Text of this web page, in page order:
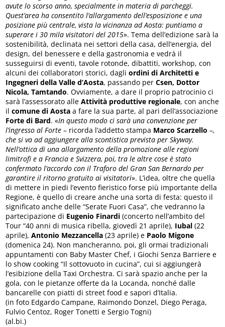
avute lo scorso anno, specialmente in materia di parcheggi.
Quest’area ha consentito l’allargamento dell’esposizione e una
posizione più centrale, vista la vicinanza ad Aosta: puntiamo a
superare i 30 mila visitatori del 2015». Tema dell’edizione sarà la
sostenibilità, declinata nei settori della casa, dell’energia, del
design, del benessere e della gastronomia e vedrà il
susseguirsi di eventi, tavole rotonde, dibattiti, workshop, con
alcuni dei collaboratori storici, dagliordini di Architetti e
Ingegneri della Valle d’Aosta, passando perCsen, Dottor
Nicola, Tamtando. Ovviamente, a dare il proprio patrocinio ci
sarà l’assessorato alleAttività produttive regionale, con anche
ilcomune di Aosta a fare la sua parte, al pari dell’associazione
Forte di Bard. «In questo modo ci sarà una convenzione per
l’ingresso al Forte– ricorda l’addetto stampa Marco Scarzello –,
che si va ad aggiungere alla scontistica prevista per Skyway.
Nell’ottica di una allargamento della promozione alle regioni
limitrofi e a Francia e Svizzera, poi, tra le altre cose è stato
confermato l’accordo con il Traforo del Gran San Bernardo per
garantire il ritorno gratuito ai visitatori». L’idea, oltre che quella
di mettere in piedi l’evento fieristico forse più importante della
Regione, è quello di creare anche una sorta di festa: questo il
significato anche delle “Serate Fuori Casa”, che vedranno la
partecipazione di Eugenio Finardi (concerto nell’ambito del
Tour “40 anni di musica ribella, giovedì 21 aprile), Iubal (22
aprile),Antonio Mezzancella (23 aprile) e Paolo Migone
(domenica 24). Non mancheranno, poi, gli ormai tradizionali
appuntamenti con Baby Master Chef, i Giochi Senza Barriere e
lo show cooking “Il sottovuoto in cucina”, cui si aggiungerà
l’esibizione della Taxi Orchestra. Ci sarà spazio anche per la
gola, con le pietanze offerte da la Locanda, nonché dalle
bancarelle con piatti di street food e sapori d’Italia.
(in foto Edgardo Campane, Raimondo Donzel, Diego Peraga,
Fulvio Centoz, Roger Tonetti e Sergio Togni)
(al.bi.)